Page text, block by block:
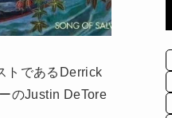
トであるDerrick
のJustin DeTore